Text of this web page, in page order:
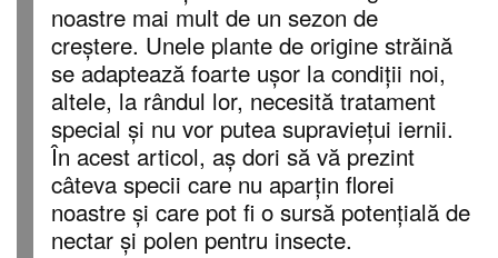
noastre mai mult de un sezon de
creștere. Unele plante de origine străină
se adaptează foarte ușor la condiții noi,
altele, la rândul lor, necesită tratament
special și nu vor putea supraviețui iernii.
În acest articol, aș dori să vă prezint
câteva specii care nu aparțin florei
noastre și care pot fi o sursă potențială de
nectar și polen pentru insecte.